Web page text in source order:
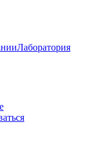
Лаборатория